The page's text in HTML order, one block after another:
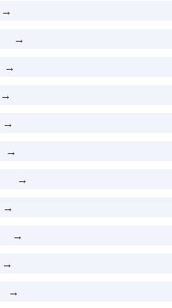
→
→
→
→
→
→
→
→
→
→
→